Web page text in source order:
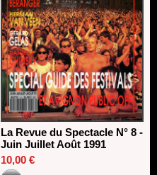
La Revue du Spectacle N° 8 -
Juin Juillet Août 1991
10,00 €